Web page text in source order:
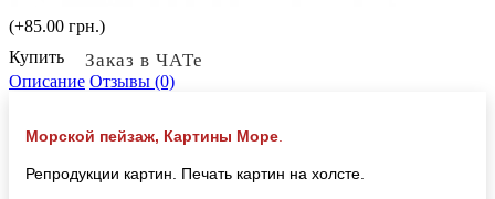
(+85.00 грн.)
Купить
Заказ в ЧАТе
Описание Отзывы (0)
Морской пейзаж, Картины Море
Репродукции картин. Печать картин на холсте.